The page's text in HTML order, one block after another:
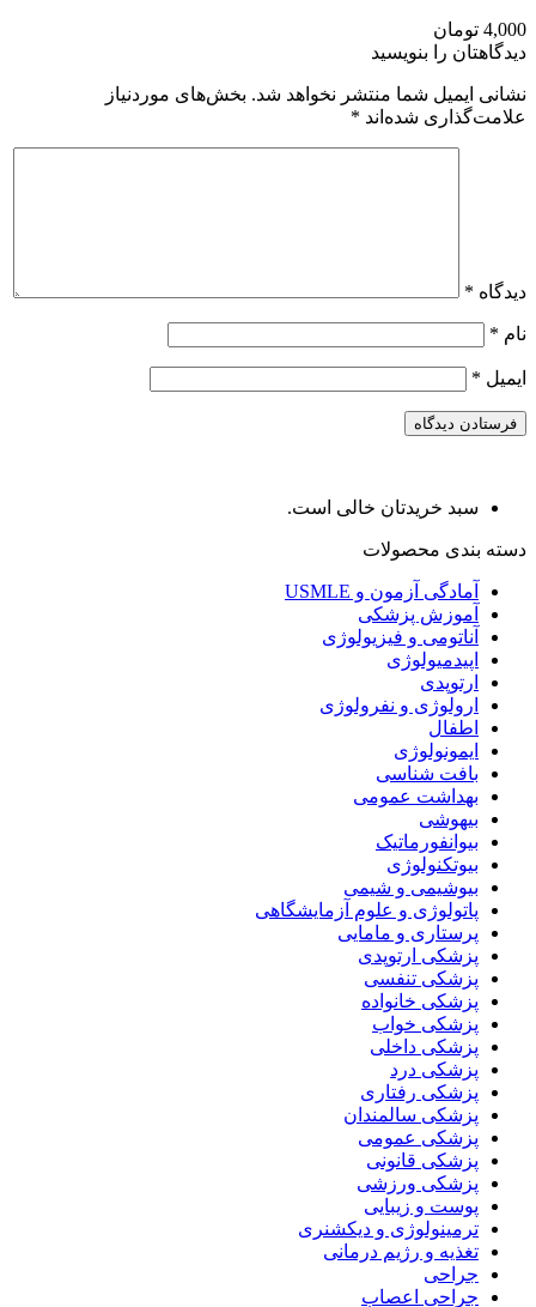
4,000 تومان
دیدگاهتان را بنویسید
نشانی ایمیل شما منتشر نخواهد شد. بخش‌های موردنیاز
علامت‌گذاری شده‌اند *
دیدگاه *
نام *
ایمیل *
سبد خریدتان خالی است.
دسته بندی محصولات
آمادگی آزمون و USMLE
آموزش پزشکی
آناتومی و فیزیولوژی
اپیدمیولوژی
ارتوپدی
ارولوژی و نفرولوژی
اطفال
ایمونولوژی
بافت شناسی
بهداشت عمومی
بیهوشی
بیوانفورماتیک
بیوتکنولوژی
بیوشیمی و شیمی
پاتولوژی و علوم آزمایشگاهی
پرستاری و مامایی
پزشکی ارتوپدی
پزشکی تنفسی
پزشکی خانواده
پزشکی خواب
پزشکی داخلی
پزشکی درد
پزشکی رفتاری
پزشکی سالمندان
پزشکی عمومی
پزشکی قانونی
پزشکی ورزشی
پوست و زیبایی
ترمینولوژی و دیکشنری
تغذیه و رژیم درمانی
جراحی
جراحی اعصاب